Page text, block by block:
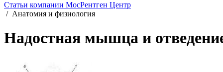
Статьи компании МосРентген Центр
/ Анатомия и физиология
Надостная мышца и